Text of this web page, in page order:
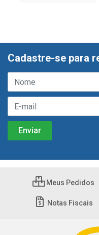
Cadastre-se para
Meus Pedidos
Notas Fiscais